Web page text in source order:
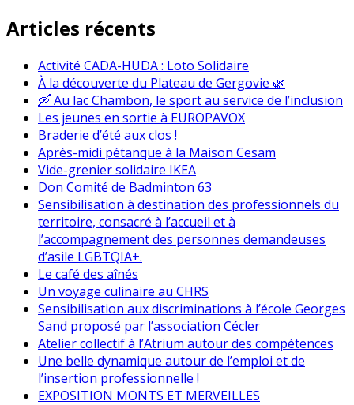
Articles récents
Activité CADA-HUDA : Loto Solidaire
À la découverte du Plateau de Gergovie 🌿
🛶 Au lac Chambon, le sport au service de l’inclusion
Les jeunes en sortie à EUROPAVOX
Braderie d’été aux clos !
Après-midi pétanque à la Maison Cesam
Vide-grenier solidaire IKEA
Don Comité de Badminton 63
Sensibilisation à destination des professionnels du
territoire, consacré à l’accueil et à
l’accompagnement des personnes demandeuses
d’asile LGBTQIA+.
Le café des aînés
Un voyage culinaire au CHRS
Sensibilisation aux discriminations à l’école Georges
Sand proposé par l’association Cécler
Atelier collectif à l’Atrium autour des compétences
Une belle dynamique autour de l’emploi et de
l’insertion professionnelle !
EXPOSITION MONTS ET MERVEILLES